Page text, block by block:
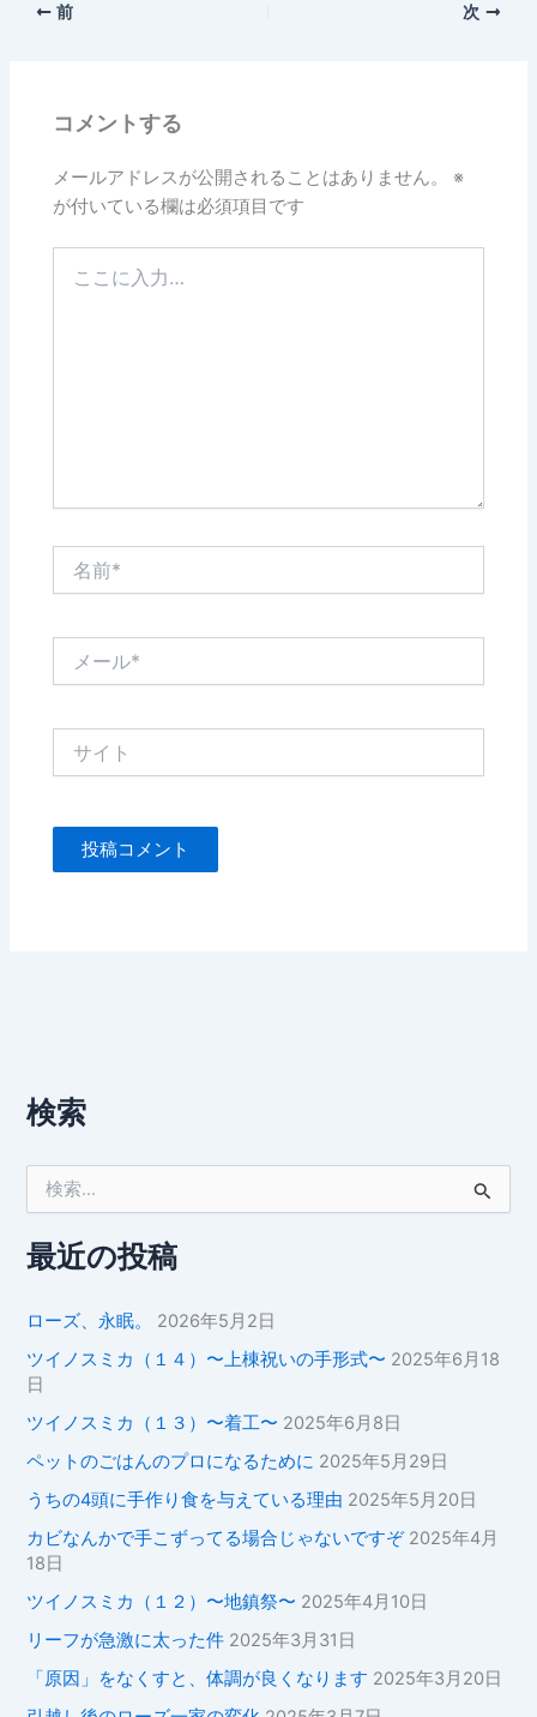
前 次
コメントする
メールアドレスが公開されることはありません。
※
が付いている欄は必須項目です
検索
象
:最近の投稿
ローズ、永眠。
2026年5月2日
ツイノスミカ（１４）〜上棟祝いの手形式〜 2025年6月18
日
ツイノスミカ（１３）〜着工〜 2025年6月8日
ペットのごはんのプロになるために 2025年5月29日
うちの4頭に手作り食を与えている理由 2025年5月20日
カビなんかで手こずってる場合じゃないですぞ 2025年4月
18日
ツイノスミカ（１２）〜地鎮祭〜 2025年4月10日
リーフが急激に太った件 2025年3月31日
「原因」をなくすと、体調が良くなります 2025年3月20日